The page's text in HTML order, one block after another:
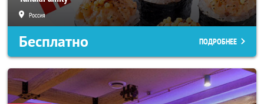
Россия
Бесплатно ПОДРОБНЕЕ